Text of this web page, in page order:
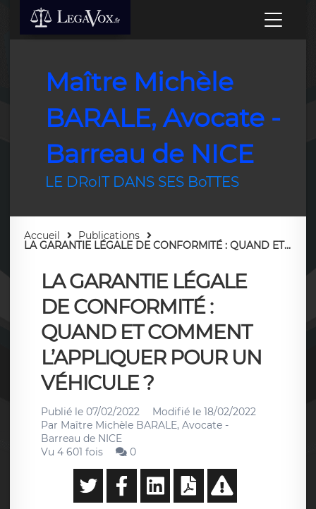
Maître Michèle
BARALE, Avocate -
Barreau de NICE
LE DRoIT DANS SES BoTTES
Accueil Publications
LA GARANTIE LÉGALE DE CONFORMITÉ : QUAND ET...
LA GARANTIE LÉGALE
DE CONFORMITÉ :
QUAND ET COMMENT
L’APPLIQUER POUR UN
VÉHICULE ?
Publié le 07/02/2022 Modifié le 18/02/2022
Par Maître Michèle BARALE, Avocate -
Barreau de NICE
Vu 4 601 fois
0